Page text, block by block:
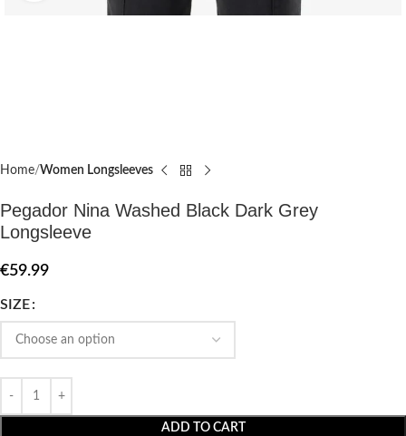
Home Women Longsleeves
Pegador Nina Washed Black Dark Grey
Longsleeve
€59.99
SIZE
ADD TO CART